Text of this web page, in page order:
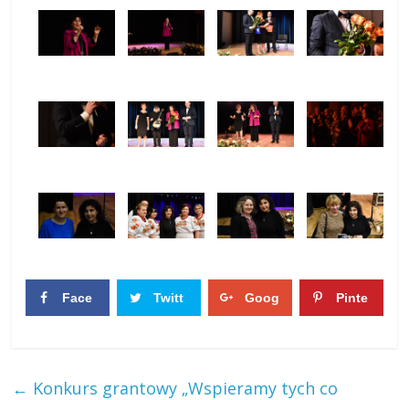
Face Twitt Goog Pinte
← Konkurs grantowy „Wspieramy tych co